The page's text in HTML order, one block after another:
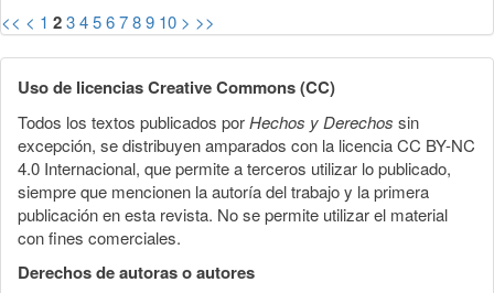
<< < 1 23456789 10 > >>
Uso de licencias Creative Commons (CC)
Todos los textos publicados porHechos y Derechos sin
excepción, se distribuyen amparados con la licencia CC BY-NC
4.0 Internacional, que permite a terceros utilizar lo publicado,
siempre que mencionen la autoría del trabajo y la primera
publicación en esta revista. No se permite utilizar el material
con fines comerciales.
Derechos de autoras o autores